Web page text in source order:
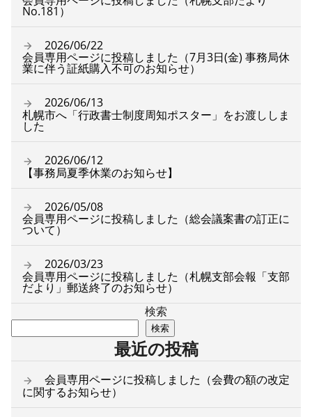
No.181）
2026/06/22
会員専用ページに投稿しました（7月3日(金) 事務局休
業に伴う証紙購入不可のお知らせ）
2026/06/13
札幌市へ「行政書士制度周知ポスター」をお渡ししま
した
2026/06/12
【事務局夏季休業のお知らせ】
2026/05/08
会員専用ページに投稿しました（総会議案書の訂正に
ついて）
2026/03/23
会員専用ページに投稿しました（札幌支部会報「支部
だより」郵送終了のお知らせ）
検索
検索
最近の投稿
会員専用ページに投稿しました（会費の額の改定
に関するお知らせ）